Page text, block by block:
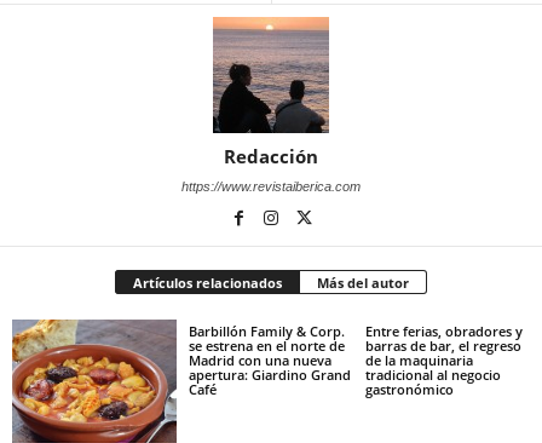
Redacción
https://www.revistaiberica.com
Artículos relacionados Más del autor
Barbillón Family & Corp.
se estrena en el norte de
Madrid con una nueva
apertura: Giardino Grand
Café
Entre ferias, obradores y
barras de bar, el regreso
de la maquinaria
tradicional al negocio
gastronómico